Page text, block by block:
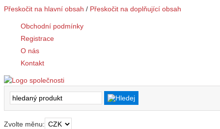
Přeskočit na hlavní obsah / Přeskočit na doplňující obsah
Obchodní podmínky
Registrace
O nás
Kontakt
Zvolte měnu: